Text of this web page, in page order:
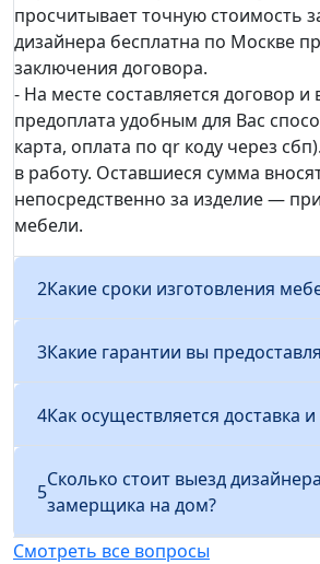
просчитывает точную стоимость
дизайнера бесплатна по Москве
заключения договора.
- На месте составляется договор и
предоплата удобным для Вас
карта, оплата по qr коду через
в работу. Оставшиеся сумма
непосредственно за изделие —
мебели.
2Какие сроки изготовления
3Какие гарантии вы
4Как осуществляется доставка
5
Сколько стоит выезд
замерщика на дом?
Смотреть все вопросы